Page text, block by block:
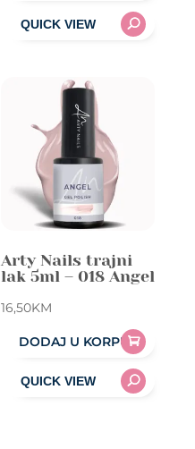
Arty Nails trajni
lak 5ml – 018 Angel
16,50KM
DODAJ U KORPU